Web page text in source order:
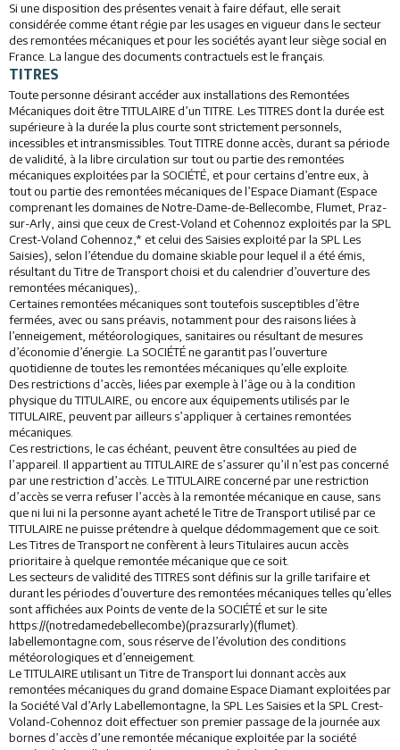
Si une disposition des présentes venait à faire défaut, elle serait
considérée comme étant régie par les usages en vigueur dans le secteur
des remontées mécaniques et pour les sociétés ayant leur siège social en
France. La langue des documents contractuels est le français.
TITRES
Toute personne désirant accéder aux installations des Remontées
Mécaniques doit être TITULAIRE d’un TITRE. Les TITRES dont la durée est
supérieure à la durée la plus courte sont strictement personnels,
incessibles et intransmissibles. Tout TITRE donne accès, durant sa période
de validité, à la libre circulation sur tout ou partie des remontées
mécaniques exploitées par la SOCIÉTÉ, et pour certains d’entre eux, à
tout ou partie des remontées mécaniques de l’Espace Diamant (Espace
comprenant les domaines de Notre-Dame-de-Bellecombe, Flumet, Praz-
sur-Arly, ainsi que ceux de Crest-Voland et Cohennoz exploités par la SPL
Crest-Voland Cohennoz,* et celui des Saisies exploité par la SPL Les
Saisies), selon l’étendue du domaine skiable pour lequel il a été émis,
résultant du Titre de Transport choisi et du calendrier d’ouverture des
remontées mécaniques),.
Certaines remontées mécaniques sont toutefois susceptibles d’être
fermées, avec ou sans préavis, notamment pour des raisons liées à
l’enneigement, météorologiques, sanitaires ou résultant de mesures
d’économie d’énergie. La SOCIÉTÉ ne garantit pas l’ouverture
quotidienne de toutes les remontées mécaniques qu’elle exploite.
Des restrictions d’accès, liées par exemple à l’âge ou à la condition
physique du TITULAIRE, ou encore aux équipements utilisés par le
TITULAIRE, peuvent par ailleurs s’appliquer à certaines remontées
mécaniques.
Ces restrictions, le cas échéant, peuvent être consultées au pied de
l’appareil. Il appartient au TITULAIRE de s’assurer qu’il n’est pas concerné
par une restriction d’accès. Le TITULAIRE concerné par une restriction
d’accès se verra refuser l’accès à la remontée mécanique en cause, sans
que ni lui ni la personne ayant acheté le Titre de Transport utilisé par ce
TITULAIRE ne puisse prétendre à quelque dédommagement que ce soit.
Les Titres de Transport ne confèrent à leurs Titulaires aucun accès
prioritaire à quelque remontée mécanique que ce soit.
Les secteurs de validité des TITRES sont définis sur la grille tarifaire et
durant les périodes d’ouverture des remontées mécaniques telles qu’elles
sont affichées aux Points de vente de la SOCIÉTÉ et sur le site
https://(notredamedebellecombe)(prazsurarly)(flumet).
labellemontagne.com, sous réserve de l’évolution des conditions
météorologiques et d’enneigement.
Le TITULAIRE utilisant un Titre de Transport lui donnant accès aux
remontées mécaniques du grand domaine Espace Diamant exploitées par
la Société Val d’Arly Labellemontagne, la SPL Les Saisies et la SPL Crest-
Voland-Cohennoz doit effectuer son premier passage de la journée aux
bornes d’accès d’une remontée mécanique exploitée par la société